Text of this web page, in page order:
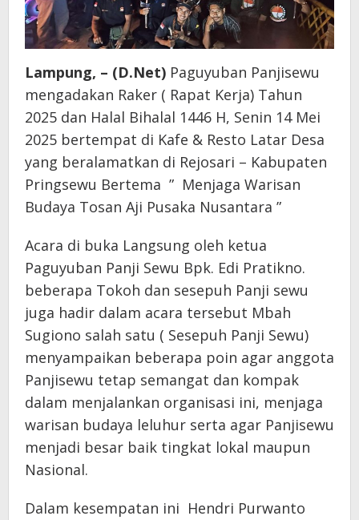
Lampung, – (D.Net) Paguyuban Panjisewu
mengadakan Raker ( Rapat Kerja) Tahun
2025 dan Halal Bihalal 1446 H, Senin 14 Mei
2025 bertempat di Kafe & Resto Latar Desa
yang beralamatkan di Rejosari – Kabupaten
Pringsewu Bertema ” Menjaga Warisan
Budaya Tosan Aji Pusaka Nusantara ”
Acara di buka Langsung oleh ketua
Paguyuban Panji Sewu Bpk. Edi Pratikno.
beberapa Tokoh dan sesepuh Panji sewu
juga hadir dalam acara tersebut Mbah
Sugiono salah satu ( Sesepuh Panji Sewu)
menyampaikan beberapa poin agar anggota
Panjisewu tetap semangat dan kompak
dalam menjalankan organisasi ini, menjaga
warisan budaya leluhur serta agar Panjisewu
menjadi besar baik tingkat lokal maupun
Nasional.
Dalam kesempatan ini Hendri Purwanto